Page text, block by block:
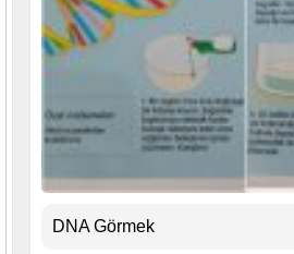
DNA Görmek